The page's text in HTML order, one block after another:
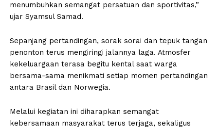
menumbuhkan semangat persatuan dan sportivitas,”
ujar Syamsul Samad.
Sepanjang pertandingan, sorak sorai dan tepuk tangan
penonton terus mengiringi jalannya laga. Atmosfer
kekeluargaan terasa begitu kental saat warga
bersama-sama menikmati setiap momen pertandingan
antara Brasil dan Norwegia.
Melalui kegiatan ini diharapkan semangat
kebersamaan masyarakat terus terjaga, sekaligus